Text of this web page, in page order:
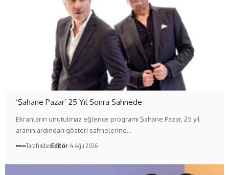
‘Şahane Pazar’ 25 Yıl Sonra Sahnede
Ekranların unutulmaz eğlence programı Şahane Pazar, 25 yıl
aranın ardından gösteri sahnelerine…
TarafındanEditör 4 Ağu 2026